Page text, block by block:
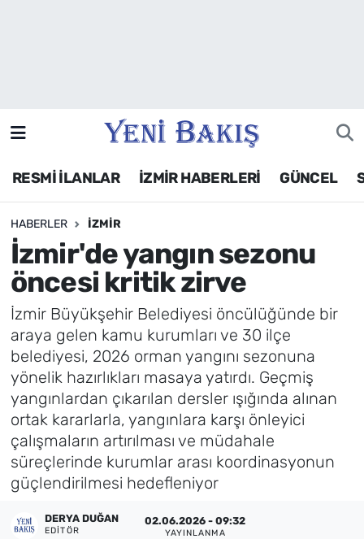
RESMİ İLANLAR İZMİR HABERLERİ GÜNCEL
HABERLER İZMIR
İzmir'de yangın sezonu
öncesi kritik zirve
İzmir Büyükşehir Belediyesi öncülüğünde bir
araya gelen kamu kurumları ve 30 ilçe
belediyesi, 2026 orman yangını sezonuna
yönelik hazırlıkları masaya yatırdı. Geçmiş
yangınlardan çıkarılan dersler ışığında alınan
ortak kararlarla, yangınlara karşı önleyici
çalışmaların artırılması ve müdahale
süreçlerinde kurumlar arası koordinasyonun
güçlendirilmesi hedefleniyor
DERYA DUĞAN
EDITÖR
02.06.2026 - 09:32
YAYINLANMA
Siyaset
Asayiş / Polis-Adliye
Magazin
Foto Galeri
Künye
İletişim